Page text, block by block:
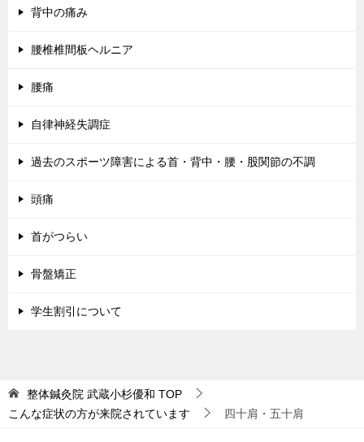
背中の痛み
腰椎椎間板ヘルニア
腰痛
自律神経失調症
過去のスポーツ障害による首・背中・腰・股関節の不調
頭痛
首がつらい
骨盤矯正
学生割引について
整体鍼灸院 武蔵小杉優和 TOP
こんな症状の方が来院されています
四十肩・五十肩